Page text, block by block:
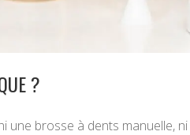
?
ni une brosse à dents manuelle,